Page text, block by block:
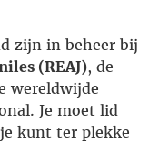
zijn in beheer bij
(REAJ), de
wereldwijde
Je moet lid
kunt ter plekke